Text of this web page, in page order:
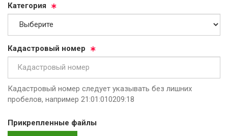
Ка­те­го­рия
Ка­дас­тро­вый но­мер
Кадастровый номер следует указывать без лишних
пробелов, например 21:01:010209:18
Прик­реп­лен­ные фай­лы